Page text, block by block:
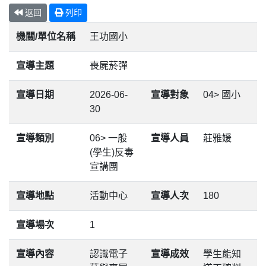
返回 列印
機關/單位名稱 王功國小
宣導主題 喪屍菸彈
宣導日期
2026-06-
30
宣導對象 04> 國小
宣導類別
06> 一般
(學生)反毒
宣講團
宣導人員 莊雅媛
宣導地點 活動中心 宣導人次 180
宣導場次 1
宣導內容
認識電子
宣導成效
學生能知